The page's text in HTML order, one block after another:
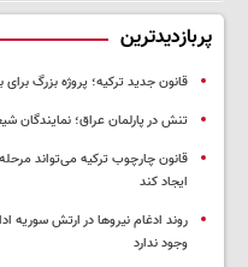
پربازدیدترین
قانون جدید ترکیه؛ پروژه بزرگ‌
تنش در پارلمان عراق؛
قانون چارچوب ترکیه می‌تواند
ایجاد کند
روند ادغام نیروها در ارتش سوریه
وجود ندارد